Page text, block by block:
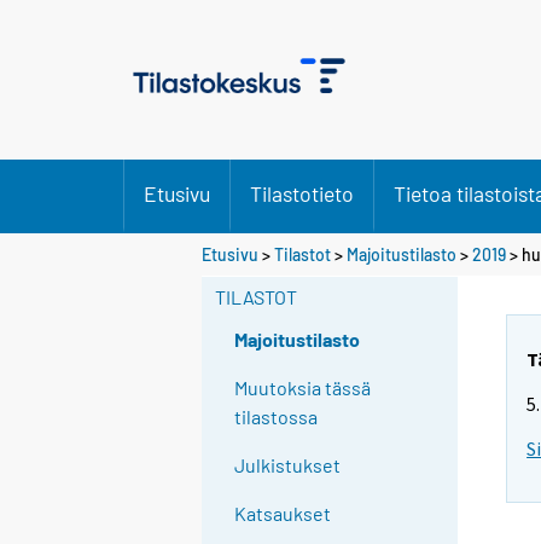
Etusivu Tilastotieto Tietoa
Etusivu >Tilastot> Majoitustilasto >2019>
TILASTOT
Majoitustilasto
Muutoksia tässä
tilastossa
Julkistukset
Katsaukset